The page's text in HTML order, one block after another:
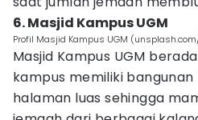
6. Masjid Kampus UGM
Profil Masjid Kampus UGM
Masjid Kampus UGM
kampus memiliki
halaman luas sehingga